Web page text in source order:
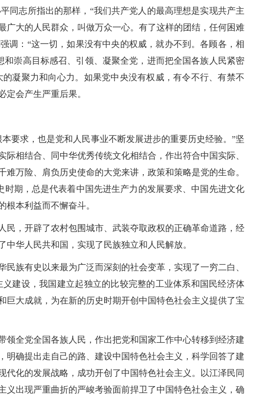
同志所指出的那样，“我们共产党人的最高理想是实现共产主
广大的人民群众，叫做万众一心。有了这样的团结，任何困难
调：“这一切，如果没有中央的权威，就办不到。各顾各，相
崇高目标感召、引领、凝聚全党，进而把全国各族人民紧密
凝聚力和向心力。如果党中央没有权威，有令不行、有禁不
会产生严重后果。
要求，也是党和人民事业不断发展进步的重要历史经验。”坚
相结合、同中华优秀传统文化相结合，作出符合中国实际、
万险、肩负历史使命的大党来讲，政策和策略是党的生命。
期，总是代表着中国先进生产力的发展要求、中国先进文化
本利益而不懈奋斗。
，开辟了农村包围城市、武装夺取政权的正确革命道路，经
华人民共和国，实现了民族独立和人民解放。
族有史以来最为广泛而深刻的社会变革，实现了一穷二白、
建设，我国建立起独立的比较完整的工业体系和国民经济体
大成就，为在新的历史时期开创中国特色社会主义提供了宝
全党全国各族人民，作出把党和国家工作中心转移到经济建
确提出走自己的路、建设中国特色社会主义，科学回答了建
化的发展战略，成功开创了中国特色社会主义。以江泽民同
出现严重曲折的严峻考验面前捍卫了中国特色社会主义，确